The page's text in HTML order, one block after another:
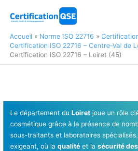
Accueil Norme ISO 22716
Certification ISO 22716 – Centre-Val de
Certification ISO 22716 – Loiret (45)
Le département duLoiret joue un rôle
cosmétique grâce à la présence de
sous-traitants et laboratoires
exigeant, où laqualité et lasécurité